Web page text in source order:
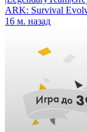
ARK: Survival
16 м. назад